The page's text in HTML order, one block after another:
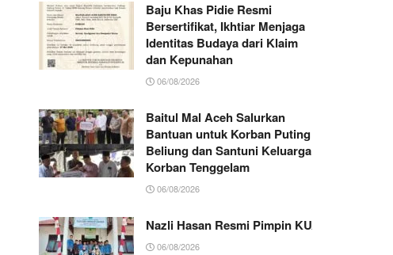
Baju Khas Pidie Resmi
Bersertifikat, Ikhtiar Menjaga
Identitas Budaya dari Klaim
dan Kepunahan
06/08/2026
Baitul Mal Aceh Salurkan
Bantuan untuk Korban Puting
Beliung dan Santuni Keluarga
Korban Tenggelam
06/08/2026
Nazli Hasan Resmi Pimpin KUA Jeumpa,
06/08/2026